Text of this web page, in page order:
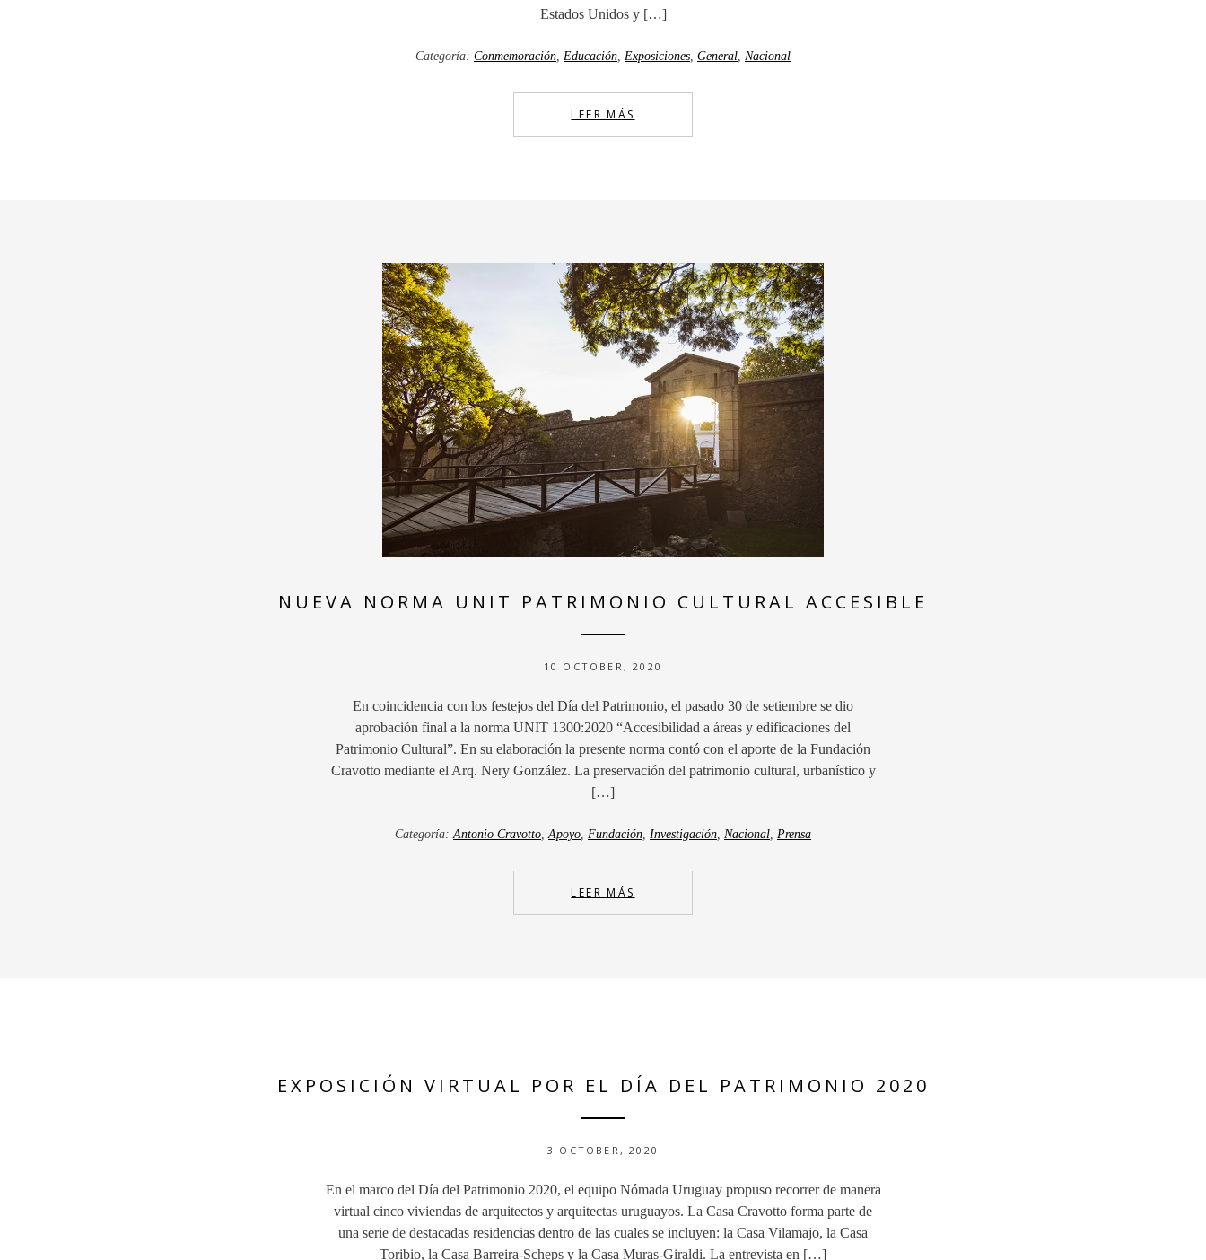
Estados Unidos y […]
Categoría: Conmemoración Educación Exposiciones General Nacional
LEER MÁS
NUEVA NORMA UNIT PATRIMONIO CULTURAL ACCESIBLE
10 OCTOBER, 2020
En coincidencia con los festejos del Día del Patrimonio, el pasado 30 de setiembre se dio
aprobación final a la norma UNIT 1300:2020 “Accesibilidad a áreas y edificaciones del
Patrimonio Cultural”. En su elaboración la presente norma contó con el aporte de la Fundación
Cravotto mediante el Arq. Nery González. La preservación del patrimonio cultural, urbanístico y
[…]
Categoría: Antonio Cravotto Apoyo Fundación Investigación Nacional Prensa
LEER MÁS
EXPOSICIÓN VIRTUAL POR EL DÍA DEL PATRIMONIO 2020
3 OCTOBER, 2020
En el marco del Día del Patrimonio 2020, el equipo Nómada Uruguay propuso recorrer de manera
virtual cinco viviendas de arquitectos y arquitectas uruguayos. La Casa Cravotto forma parte de
una serie de destacadas residencias dentro de las cuales se incluyen: la Casa Vilamajo, la Casa
Toribio, la Casa Barreira-Scheps y la Casa Muras-Giraldi. La entrevista en […]